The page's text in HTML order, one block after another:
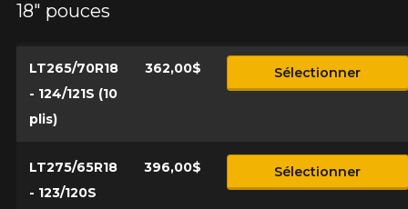
18" pouces
LT265/70R18
- 124/121S (10
plis)
362,00$ Sélectionner
LT275/65R18
- 123/120S
396,00$ Sélectionner